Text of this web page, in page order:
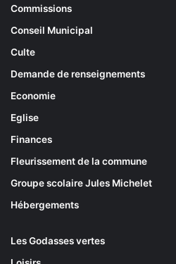
Commissions
Conseil Municipal
Culte
Demande de renseignements
Economie
Eglise
Finances
Fleurissement de la commune
Groupe scolaire Jules Michelet
Hébergements
Les Godasses vertes